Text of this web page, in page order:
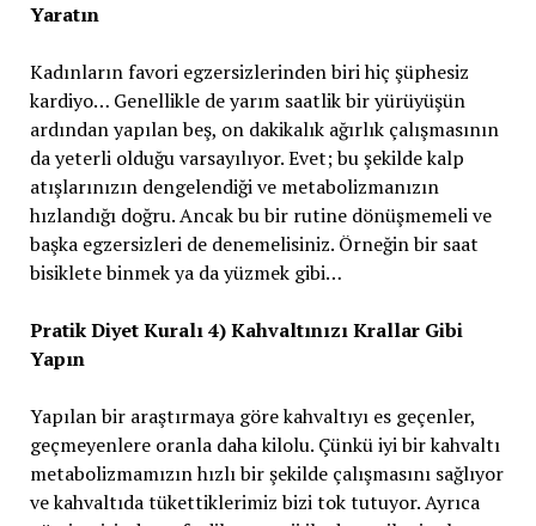
Yaratın
Kadınların favori egzersizlerinden biri hiç şüphesiz
kardiyo… Genellikle de yarım saatlik bir yürüyüşün
ardından yapılan beş, on dakikalık ağırlık çalışmasının
da yeterli olduğu varsayılıyor. Evet; bu şekilde kalp
atışlarınızın dengelendiği ve metabolizmanızın
hızlandığı doğru. Ancak bu bir rutine dönüşmemeli ve
başka egzersizleri de denemelisiniz. Örneğin bir saat
bisiklete binmek ya da yüzmek gibi…
Pratik Diyet Kuralı 4) Kahvaltınızı Krallar Gibi
Yapın
Yapılan bir araştırmaya göre kahvaltıyı es geçenler,
geçmeyenlere oranla daha kilolu. Çünkü iyi bir kahvaltı
metabolizmamızın hızlı bir şekilde çalışmasını sağlıyor
ve kahvaltıda tükettiklerimiz bizi tok tutuyor. Ayrıca